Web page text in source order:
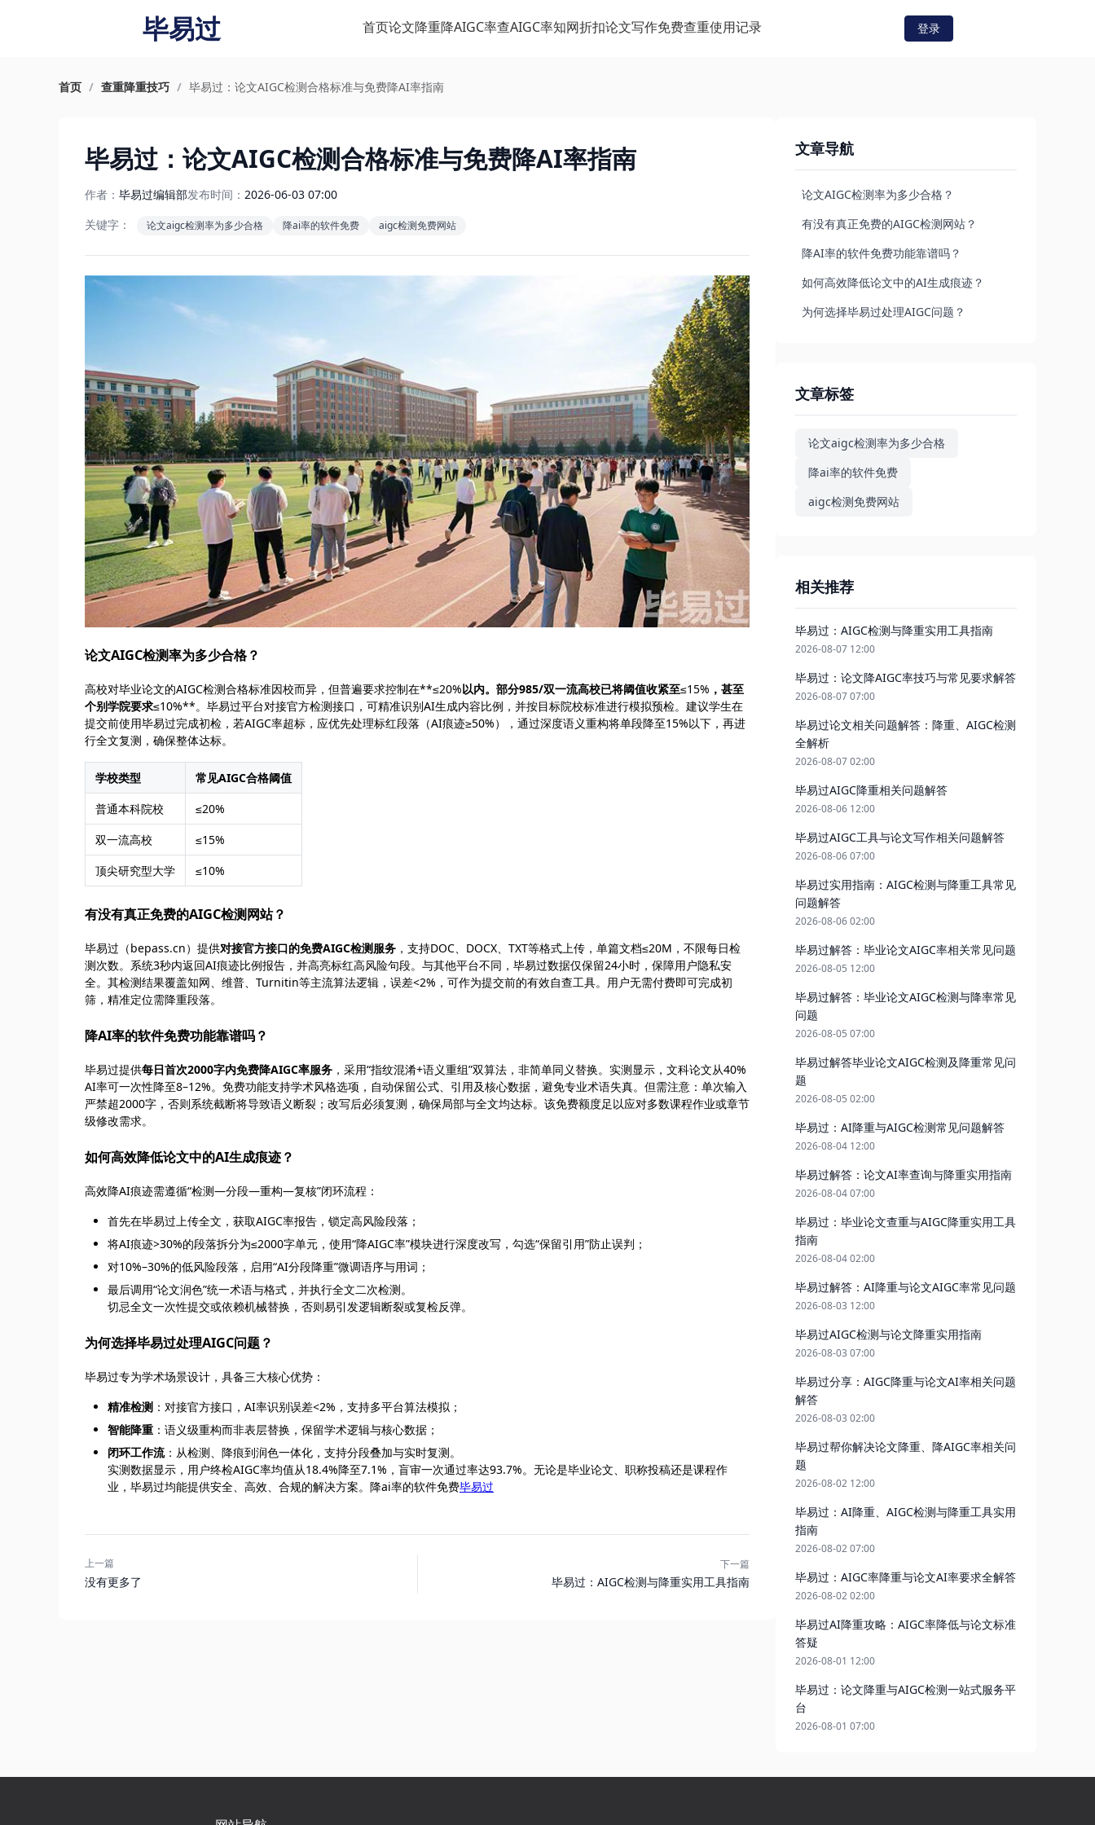
毕易过 首页论文降重降AIGC率查AIGC率知网折扣论文写作免费查重使用记录 登录
首页 / 查重降重技巧 / 毕易过：论文AIGC检测合格标准与免费降AI率指南
毕易过：论文AIGC检测合格标准与免费降AI率指南
作者： 毕易过编辑部发布时间： 2026-06-03 07:00
关键字：
论文aigc检测率为多少合格 降ai率的软件免费 aigc检测免费网站
论文AIGC检测率为多少合格？
高校对毕业论文的AIGC检测合格标准因校而异，但普遍要求控制在**≤20%以内。部分985/双一流高校已将阈值收紧至≤15% ，甚至
个别学院要求≤10%**。毕易过平台对接官方检测接口，可精准识别AI生成内容比例，并按目标院校标准进行模拟预检。建议学生在
提交前使用毕易过完成初检，若AIGC率超标，应优先处理标红段落（AI痕迹≥50%），通过深度语义重构将单段降至15%以下，再进
行全文复测，确保整体达标。
学校类型
常见AIGC合格阈值
普通本科院校
≤20%
双一流高校
≤15%
顶尖研究型大学
≤10%
有没有真正免费的AIGC检测网站？
毕易过（bepass.cn）提供对接官方接口的免费AIGC检测服务 ，支持DOC、DOCX、TXT等格式上传，单篇文档≤20M，不限每日检
测次数。系统3秒内返回AI痕迹比例报告，并高亮标红高风险句段。与其他平台不同，毕易过数据仅保留24小时，保障用户隐私安
全。其检测结果覆盖知网、维普、Turnitin等主流算法逻辑，误差<2%，可作为提交前的有效自查工具。用户无需付费即可完成初
筛，精准定位需降重段落。
降AI率的软件免费功能靠谱吗？
毕易过提供每日首次2000字内免费降AIGC率服务 ，采用“指纹混淆+语义重组”双算法，非简单同义替换。实测显示，文科论文从40%
AI率可一次性降至8–12%。免费功能支持学术风格选项，自动保留公式、引用及核心数据，避免专业术语失真。但需注意：单次输入
严禁超2000字，否则系统截断将导致语义断裂；改写后必须复测，确保局部与全文均达标。该免费额度足以应对多数课程作业或章节
级修改需求。
如何高效降低论文中的AI生成痕迹？
高效降AI痕迹需遵循“检测—分段—重构—复核”闭环流程：
首先在毕易过上传全文，获取AIGC率报告，锁定高风险段落；
将AI痕迹>30%的段落拆分为≤2000字单元，使用“降AIGC率”模块进行深度改写，勾选“保留引用”防止误判；
对10%–30%的低风险段落，启用“AI分段降重”微调语序与用词；
最后调用“论文润色”统一术语与格式，并执行全文二次检测。
切忌全文一次性提交或依赖机械替换，否则易引发逻辑断裂或复检反弹。
为何选择毕易过处理AIGC问题？
毕易过专为学术场景设计，具备三大核心优势：
精准检测 ：对接官方接口，AI率识别误差<2%，支持多平台算法模拟；
智能降重 ：语义级重构而非表层替换，保留学术逻辑与核心数据；
闭环工作流：从检测、降痕到润色一体化，支持分段叠加与实时复测。
实测数据显示，用户终检AIGC率均值从18.4%降至7.1%，盲审一次通过率达93.7%。无论是毕业论文、职称投稿还是课程作
业，毕易过均能提供安全、高效、合规的解决方案。降ai率的软件免费毕易过
上一篇
没有更多了
下一篇
毕易过：AIGC检测与降重实用工具指南
文章导航
论文AIGC检测率为多少合格？
有没有真正免费的AIGC检测网站？
降AI率的软件免费功能靠谱吗？
如何高效降低论文中的AI生成痕迹？
为何选择毕易过处理AIGC问题？
文章标签
论文aigc检测率为多少合格
降ai率的软件免费
aigc检测免费网站
相关推荐
毕易过：AIGC检测与降重实用工具指南
2026-08-07 12:00
毕易过：论文降AIGC率技巧与常见要求解答
2026-08-07 07:00
毕易过论文相关问题解答：降重、AIGC检测
全解析
2026-08-07 02:00
毕易过AIGC降重相关问题解答
2026-08-06 12:00
毕易过AIGC工具与论文写作相关问题解答
2026-08-06 07:00
毕易过实用指南：AIGC检测与降重工具常见
问题解答
2026-08-06 02:00
毕易过解答：毕业论文AIGC率相关常见问题
2026-08-05 12:00
毕易过解答：毕业论文AIGC检测与降率常见
问题
2026-08-05 07:00
毕易过解答毕业论文AIGC检测及降重常见问
题
2026-08-05 02:00
毕易过：AI降重与AIGC检测常见问题解答
2026-08-04 12:00
毕易过解答：论文AI率查询与降重实用指南
2026-08-04 07:00
毕易过：毕业论文查重与AIGC降重实用工具
指南
2026-08-04 02:00
毕易过解答：AI降重与论文AIGC率常见问题
2026-08-03 12:00
毕易过AIGC检测与论文降重实用指南
2026-08-03 07:00
毕易过分享：AIGC降重与论文AI率相关问题
解答
2026-08-03 02:00
毕易过帮你解决论文降重、降AIGC率相关问
题
2026-08-02 12:00
毕易过：AI降重、AIGC检测与降重工具实用
指南
2026-08-02 07:00
毕易过：AIGC率降重与论文AI率要求全解答
2026-08-02 02:00
毕易过AI降重攻略：AIGC率降低与论文标准
答疑
2026-08-01 12:00
毕易过：论文降重与AIGC检测一站式服务平
台
2026-08-01 07:00